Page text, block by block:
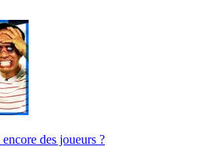
des joueurs ?